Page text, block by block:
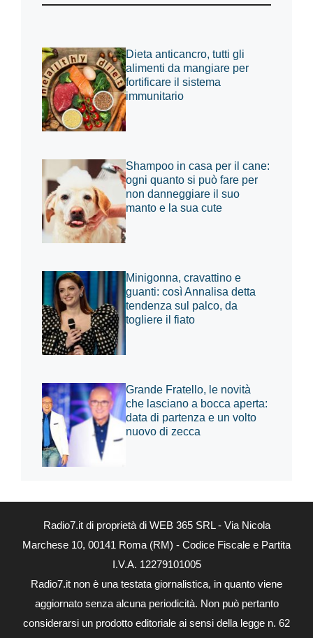
Dieta anticancro, tutti gli
alimenti da mangiare per
fortificare il sistema
immunitario
Shampoo in casa per il cane:
ogni quanto si può fare per
non danneggiare il suo
manto e la sua cute
Minigonna, cravattino e
guanti: così Annalisa detta
tendenza sul palco, da
togliere il fiato
Grande Fratello, le novità
che lasciano a bocca aperta:
data di partenza e un volto
nuovo di zecca
Radio7.it di proprietà di WEB 365 SRL - Via Nicola
Marchese 10, 00141 Roma (RM) - Codice Fiscale e Partita
I.V.A. 12279101005
Radio7.it non è una testata giornalistica, in quanto viene
aggiornato senza alcuna periodicità. Non può pertanto
considerarsi un prodotto editoriale ai sensi della legge n. 62